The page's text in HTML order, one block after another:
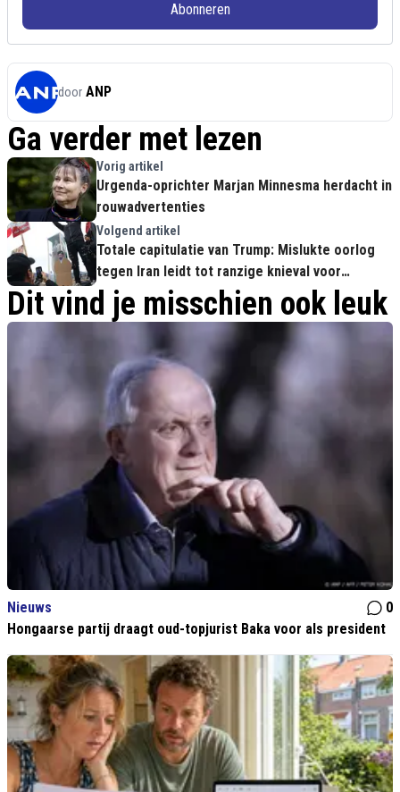
Abonneren
door ANP
Ga verder met lezen
Vorig artikel
Urgenda-oprichter Marjan Minnesma herdacht in
rouwadvertenties
Volgend artikel
Totale capitulatie van Trump: Mislukte oorlog
tegen Iran leidt tot ranzige knieval voor
Teheran
Dit vind je misschien ook leuk
Nieuws
0
Hongaarse partij draagt oud-topjurist Baka voor als president